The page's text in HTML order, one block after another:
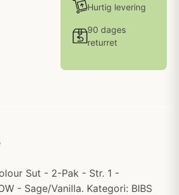
Hurtig levering
90 dages
returret
Sut - 2-Pak - Str. 1 -
- Sage/Vanilla. Kategori: BIBS